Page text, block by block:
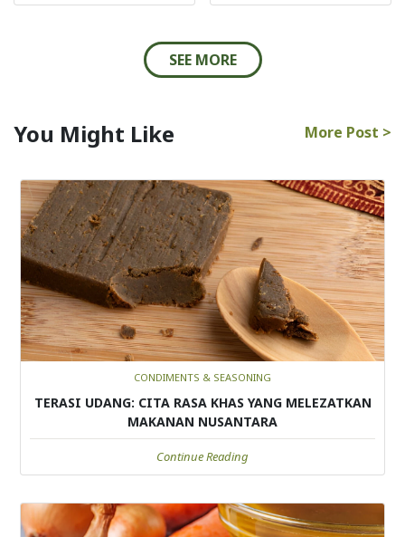
SEE MORE
You Might Like More Post >
CONDIMENTS & SEASONING
TERASI UDANG: CITA RASA KHAS YANG MELEZATKAN
MAKANAN NUSANTARA
Continue Reading